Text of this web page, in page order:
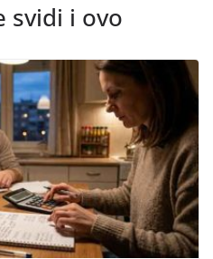
svidi i ovo